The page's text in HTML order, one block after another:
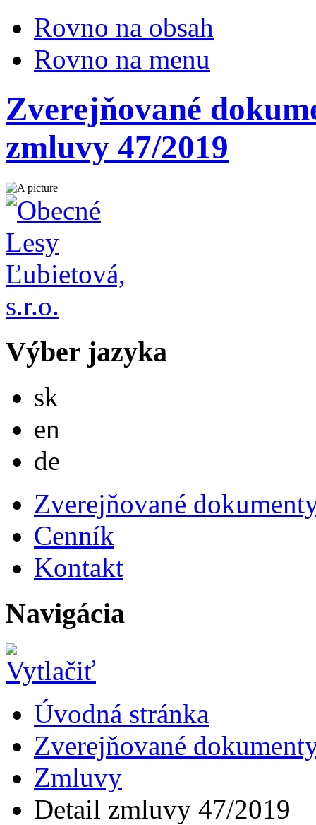
Rovno na obsah
Rovno na menu
Zverejňované
zmluvy 47/2019
Výber jazyka
sk
en
de
Zverejňované
Cenník
Kontakt
Navigácia
Úvodná stránka
Zverejňované
Zmluvy
Detail zmluvy 47/2019